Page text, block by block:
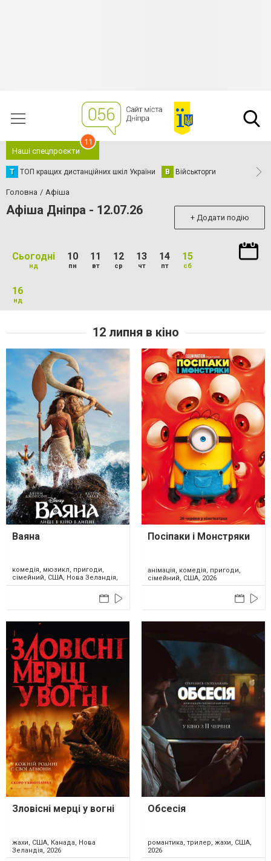
Наші спецпроєкти
11
Т ТОП кращих дистанційних шкіл України В Військторги
Головна Афіша
Афіша Дніпра - 12.07.26 + Додати подію
Сьогодні
нд
10
пн
11
вт
12
ср
13
чт
14
пт
15
сб
16
нд
12 липня в кіно
Ваяна
комедія, мюзикл, пригоди,
сімейний, США, Нова Зеландія,
2026
Посіпаки і Монстряки
анімація, комедія, пригоди,
сімейний, США, 2026
Зловісні мерці у вогні
жахи, США, Канада, Нова
Зеландія, 2026
Обсесія
романтика, трилер, жахи, США,
2026